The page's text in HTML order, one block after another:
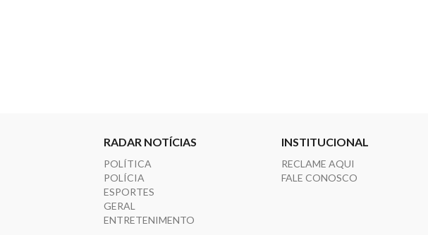
RADAR NOTÍCIAS
POLÍTICA
POLÍCIA
ESPORTES
GERAL
ENTRETENIMENTO
INSTITUCIONAL
RECLAME AQUI
FALE CONOSCO